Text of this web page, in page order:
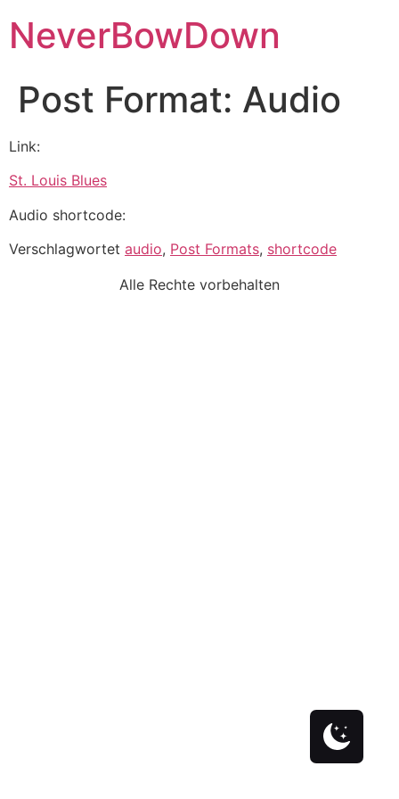
NeverBowDown
Post Format: Audio
Link:
St. Louis Blues
Audio shortcode:
Verschlagwortet audio, Post Formats, shortcode
Alle Rechte vorbehalten